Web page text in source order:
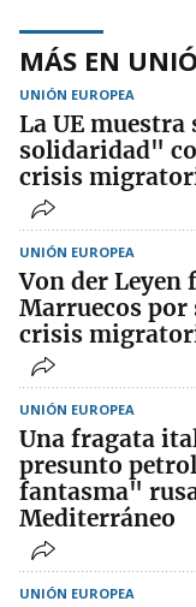
MÁS EN
UNIÓN EUROPEA
La UE
solidaridad"
crisis
UNIÓN EUROPEA
Von der Leyen
Marruecos por
crisis
UNIÓN EUROPEA
Una fragata
presunto
fantasma"
Mediterráneo
UNIÓN EUROPEA